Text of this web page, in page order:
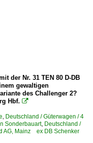
der Nr. 31 TEN 80 D-DB
gewaltigen
des Challenger 2?
Hbf. 
, Deutschland / Güterwagen / 4
Sonderbauart, Deutschland /
AG, Mainz ex DB Schenker